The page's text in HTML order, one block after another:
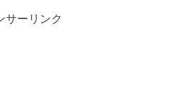
サーリンク